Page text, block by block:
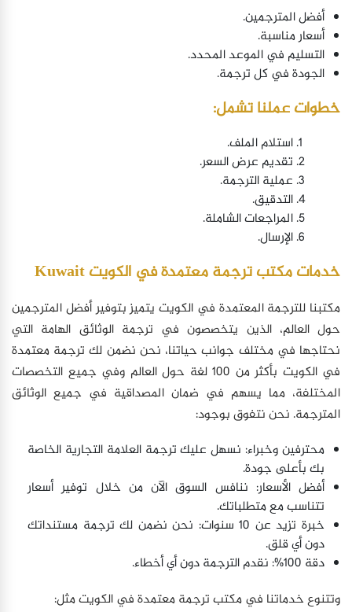
أفضل المترجمين.
أسعار مناسبة.
التسليم في الموعد المحدد.
الجودة في كل ترجمة.
خطوات عملنا تشمل:
استلام الملف.
تقديم عرض السعر.
عملية الترجمة.
التدقيق.
المراجعات الشاملة.
الإرسال.
خدمات مكتب ترجمة معتمدة في الكويت Kuwait
مكتبنا للترجمة المعتمدة في الكويت يتميز بتوفير أفضل المترجمين
حول العالم، الذين يتخصصون في ترجمة الوثائق الهامة التي
نحتاجها في مختلف جوانب حياتنا، نحن نضمن لك ترجمة معتمدة
في الكويت بأكثر من 100 لغة حول العالم وفي جميع التخصصات
المختلفة، مما يسهم في ضمان المصداقية في جميع الوثائق
المترجمة. نحن نتفوق بوجود:
محترفين وخبراء: نسهل عليك ترجمة العلامة التجارية الخاصة
بك بأعلى جودة.
أفضل الأسعار: ننافس السوق الآن من خلال توفير أسعار
تتناسب مع متطلباتك.
خبرة تزيد عن 10 سنوات: نحن نضمن لك ترجمة مستنداتك
دون أي قلق.
دقة 100%: نقدم الترجمة دون أي أخطاء.
وتتنوع خدماتنا في مكتب ترجمة معتمدة في الكويت مثل: